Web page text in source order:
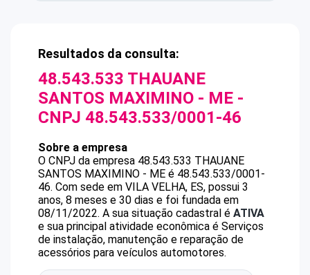
Resultados da consulta:
48.543.533 THAUANE
SANTOS MAXIMINO - ME -
CNPJ 48.543.533/0001-46
Sobre a empresa
O CNPJ da empresa 48.543.533 THAUANE
SANTOS MAXIMINO - ME é 48.543.533/0001-
46. Com sede em VILA VELHA, ES, possui 3
anos, 8 meses e 30 dias e foi fundada em
08/11/2022. A sua situação cadastral é ATIVA
e sua principal atividade econômica é Serviços
de instalação, manutenção e reparação de
acessórios para veículos automotores.